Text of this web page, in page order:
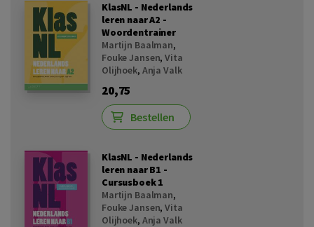
KlasNL - Nederlands
leren naar A2 -
Woordentrainer
Martijn Baalman,
Fouke Jansen,Vita
Olijhoek, Anja Valk
20,75
Bestellen
KlasNL - Nederlands
leren naar B1 -
Cursusboek 1
Martijn Baalman,
Fouke Jansen,Vita
Olijhoek, Anja Valk